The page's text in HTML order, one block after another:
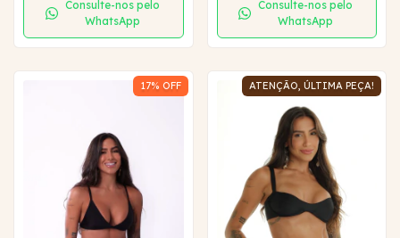
Consulte-nos pelo
WhatsApp
Consulte-nos pelo
WhatsApp
17% OFF ATENÇÃO, ÚLTIMA PEÇA!